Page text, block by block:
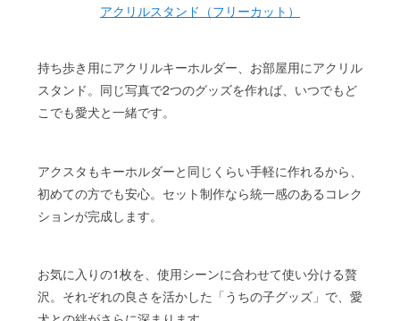
アクリルスタンド（フリーカット）
持ち歩き用にアクリルキーホルダー、お部屋用にアクリル
スタンド。同じ写真で2つのグッズを作れば、いつでもど
こでも愛犬と一緒です。
アクスタもキーホルダーと同じくらい手軽に作れるから、
初めての方でも安心。セット制作なら統一感のあるコレク
ションが完成します。
お気に入りの1枚を、使用シーンに合わせて使い分ける贅
沢。それぞれの良さを活かした「うちの子グッズ」で、愛